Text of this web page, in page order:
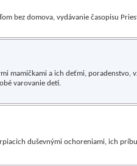
bez domova, vydávanie časopisu
mamičkami a ich deťmi, poradenstvo,
varovanie detí.
duševnými ochoreniami, ich